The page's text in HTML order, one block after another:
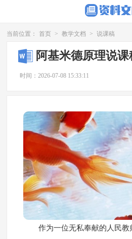
当前位置： 首页 > 教学文档 > 说课稿
阿基米德原理说课
时间：2026-07-08 15:33:11
作为一位无私奉献的人民